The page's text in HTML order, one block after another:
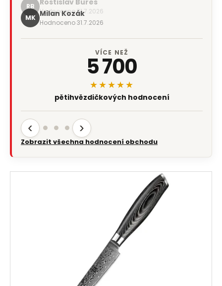
MK Milan Kozák
Hodnoceno 31.7.2026
VÍCE NEŽ
5 700
★★★★★
pětihvězdičkových hodnocení
‹ ›
Zobrazit všechna hodnocení obchodu